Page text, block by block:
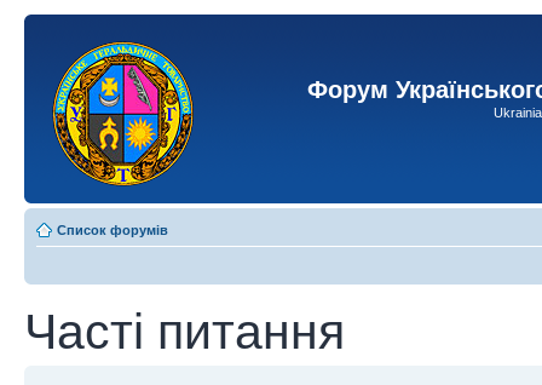
Форум
Список форумів
Часті питання